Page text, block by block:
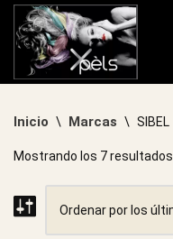
Saltar
Inicio \ Marcas \ SIBEL
Mostrando los 7 resultados